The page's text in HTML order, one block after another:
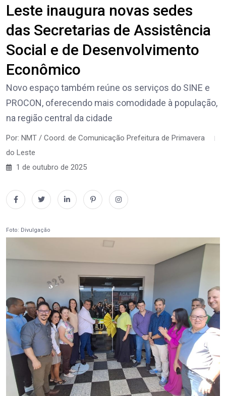
Leste inaugura novas sedes
das Secretarias de Assistência
Social e de Desenvolvimento
Econômico
Novo espaço também reúne os serviços do SINE e
PROCON, oferecendo mais comodidade à população,
na região central da cidade
Por: NMT / Coord. de Comunicação Prefeitura de Primavera
do Leste
1 de outubro de 2025
Foto: Divulgação